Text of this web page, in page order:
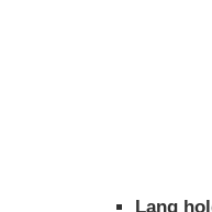
Lang